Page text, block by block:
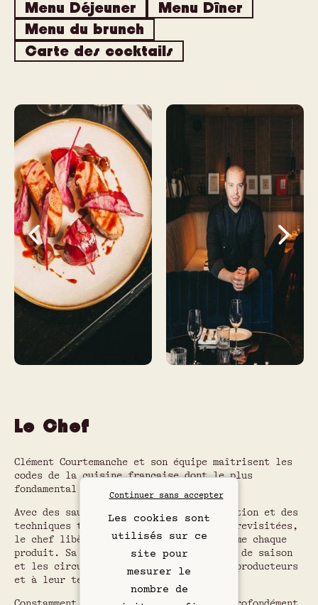
Menu Déjeuner
Menu Dîner
Menu du brunch
Carte des cocktails
Le Chef
Clément Courtemanche et son équipe maîtrisent les
codes de la cuisine française dont le plus
fondamental : oser les chahuter.
Avec des sauces travaillées à la perfection et des
techniques traditionnelles subtilement revisitées,
le chef libère une créativité qui sublime chaque
produit. Sa cuisine célèbre les saveurs de saison
et les circuits courts, en hommage aux producteurs
et à leur terroir.
Les cookies sont
utilisés sur ce
site pour
mesurer le
nombre de
Continuer sans accepter